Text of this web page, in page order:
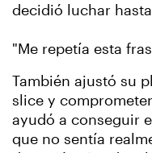
decidió luchar
"Me repetía esta
También ajustó su
slice y
ayudó a conseguir
que no sentía